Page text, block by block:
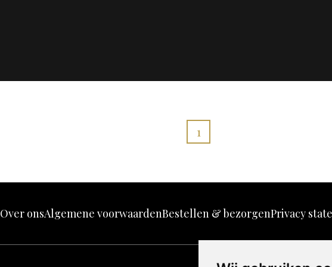
1
Over onsAlgemene voorwaardenBestellen & bezorgenPrivacy